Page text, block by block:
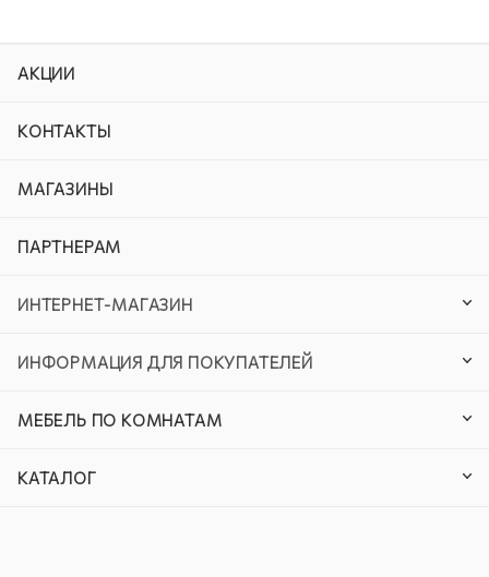
АКЦИИ
КОНТАКТЫ
МАГАЗИНЫ
ПАРТНЕРАМ
ИНТЕРНЕТ-МАГАЗИН
ИНФОРМАЦИЯ ДЛЯ ПОКУПАТЕЛЕЙ
МЕБЕЛЬ ПО КОМНАТАМ
КАТАЛОГ